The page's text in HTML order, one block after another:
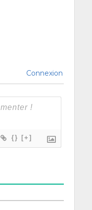
Connexion
{} [+]